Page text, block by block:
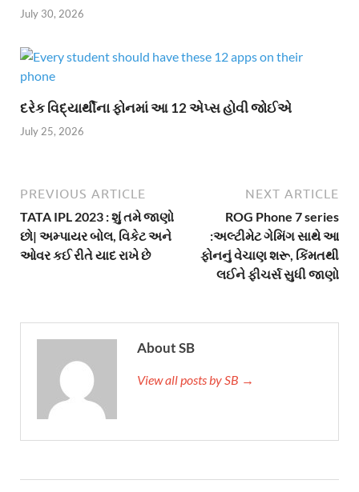
July 30, 2026
દરેક વિદ્યાર્થીના ફોનમાં આ 12 એપ્સ હોવી જોઈએ
July 25, 2026
PREVIOUS ARTICLE
TATA IPL 2023 : શું તમે જાણો
છો| અમ્પાયર બોલ, વિકેટ અને
ઓવર કઈ રીતે યાદ રાખે છે
NEXT ARTICLE
ROG Phone 7 series
:અલ્ટીમેટ ગેમિંગ સાથે આ
ફોનનું વેચાણ શરૂ, કિંમતથી
લઈને ફીચર્સ સુધી જાણો
About SB
View all posts by SB →